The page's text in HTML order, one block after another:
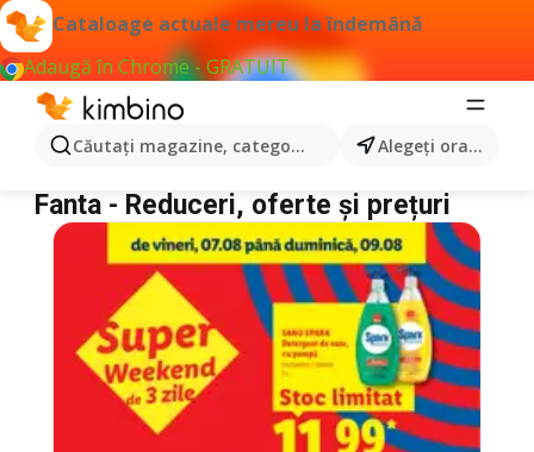
Cataloage actuale mereu la îndemână
Adaugă în Chrome - GRATUIT
Căutaţi magazine, categorii, produse... Alegeţi oraşul
Fanta
Fanta - Reduceri, oferte și prețuri